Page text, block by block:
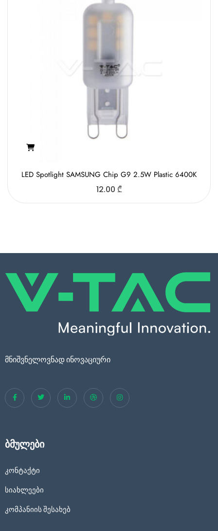
LED Spotlight SAMSUNG Chip G9 2.5W Plastic 6400K
12.00 ₾
მნიშვნელოვნად ინოვაციური
ბმულები
კონტაქტი
სიახლეები
კომპანიის შესახებ